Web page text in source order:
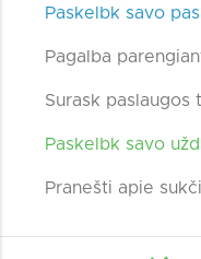
Paskelbk savo
Pagalba
Surask paslaugos
Paskelbk savo
Pranešti apie